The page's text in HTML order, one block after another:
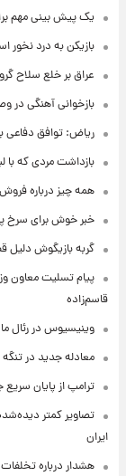
یک پیش ‌بینی مهم برای
بازیکن به درد نخور
عراق بر خلع سلاح
بازخوانی آهنگی در
ریاض: توافق دفاعی
بازداشت مردی که با
همه چیز درباره
خبر خوش برای سرخ
گربه بازیگوش دلیل
پیام تسلیت معاون
قاسم‌زاده
وینیسیوس در رئال
معادله جدید در
ترامپ از پایان سریع
تصاویر کمتر
ایران
هشدار درباره